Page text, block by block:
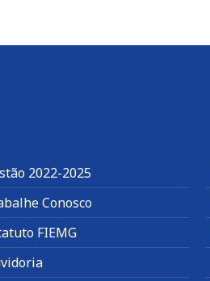
2022-2025
Conosco
FIEMG